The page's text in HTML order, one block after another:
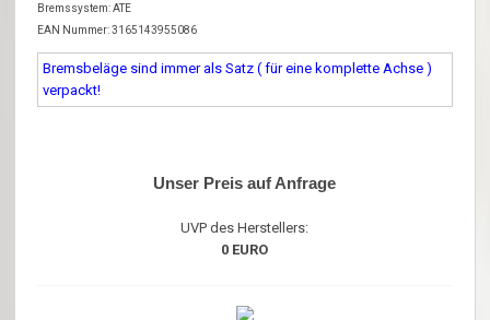
Bremssystem: ATE
EAN Nummer: 3165143955086
Bremsbeläge sind immer als Satz ( für eine komplette Achse )
verpackt!
Unser Preis auf Anfrage
UVP des Herstellers:
0 EURO